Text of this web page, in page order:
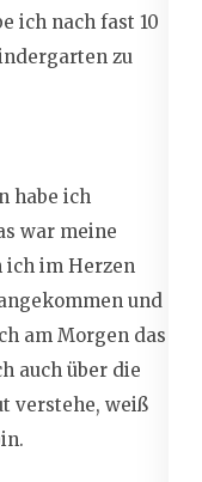
ich nach fast 10
zu
habe ich
war meine
ich im Herzen
und
am Morgen das
auch über die
verstehe, weiß